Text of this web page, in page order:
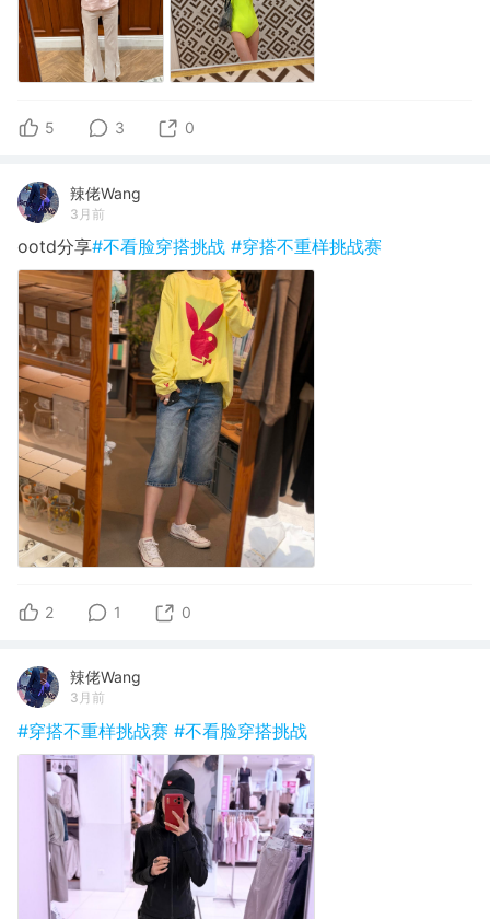
5 3 0
辣佬Wang
3月前
ootd分享#不看脸穿搭挑战 #穿搭不重样挑战赛
2 1 0
辣佬Wang
3月前
#穿搭不重样挑战赛 #不看脸穿搭挑战